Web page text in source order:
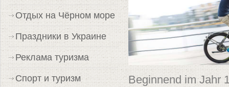
Beginnend im Jahr
Отдых на Чёрном море
Праздники в Украине
Реклама туризма
Спорт и туризм